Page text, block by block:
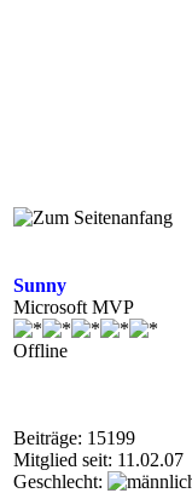
Sunny
Microsoft MVP
Offline
Beiträge: 15199
Mitglied seit: 11.02.07
Geschlecht: